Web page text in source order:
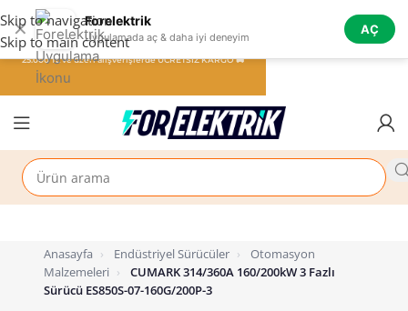
✕ Forelektrik
Uygulamada aç & daha iyi deneyim
AÇ
Skip to navigation
Skip to main content
Anasayfa › Endüstriyel Sürücüler ›
Otomasyon
Malzemeleri ›
CUMARK 314/360A 160/200kW 3 Fazlı
Sürücü ES850S-07-160G/200P-3
25.000 TL ve üzeri alışverişlerde ÜCRETSİZ KARGO 🚚